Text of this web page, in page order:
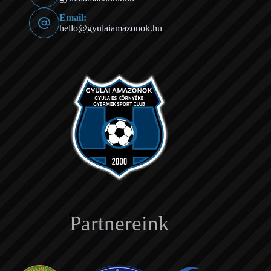
Email:
hello@gyulaiamazonok.hu
Partnereink